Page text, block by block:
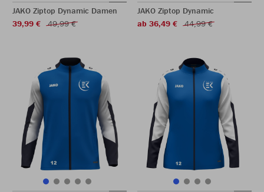
JAKO Ziptop Dynamic Damen
39,99 €
49,99 €
JAKO Ziptop Dynamic
ab 36,49 €
44,99 €